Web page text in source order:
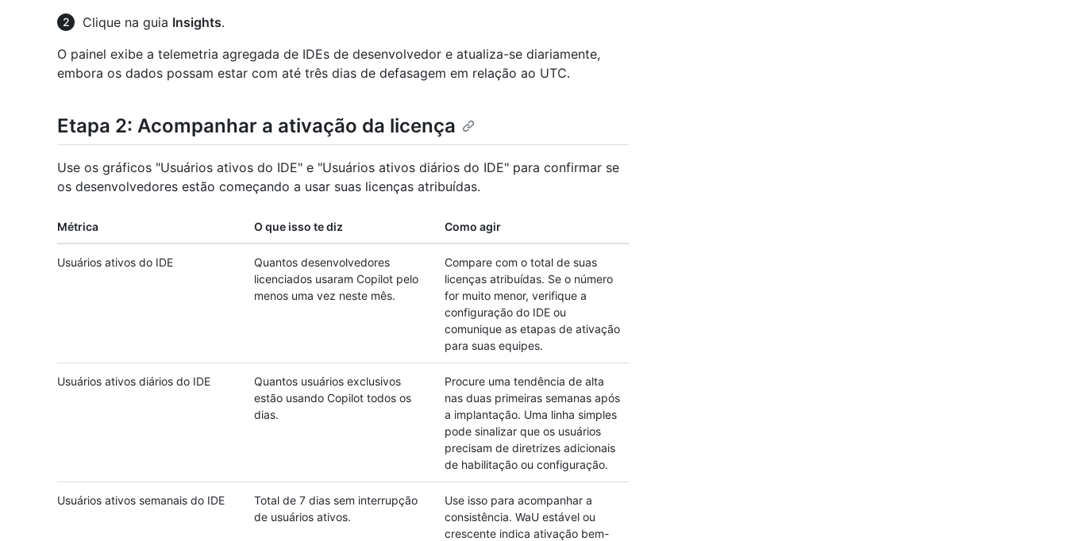
Clique na guia Insights.
O painel exibe a telemetria agregada de IDEs de desenvolvedor e atualiza-se diariamente,
embora os dados possam estar com até três dias de defasagem em relação ao UTC.
Etapa 2: Acompanhar a ativação da licença
Use os gráficos "Usuários ativos do IDE" e "Usuários ativos diários do IDE" para confirmar se
os desenvolvedores estão começando a usar suas licenças atribuídas.
Métrica O que isso te diz Como agir
Usuários ativos do IDE
Quantos desenvolvedores
licenciados usaram Copilot pelo
menos uma vez neste mês.
Compare com o total de suas
licenças atribuídas. Se o número
for muito menor, verifique a
configuração do IDE ou
comunique as etapas de ativação
para suas equipes.
Usuários ativos diários do IDE
Quantos usuários exclusivos
estão usando Copilot todos os
dias.
Procure uma tendência de alta
nas duas primeiras semanas após
a implantação. Uma linha simples
pode sinalizar que os usuários
precisam de diretrizes adicionais
de habilitação ou configuração.
Usuários ativos semanais do IDE
Total de 7 dias sem interrupção
de usuários ativos.
Use isso para acompanhar a
consistência. WaU estável ou
crescente indica ativação bem-